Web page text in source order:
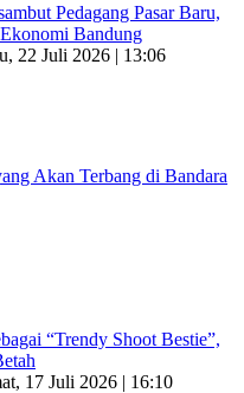
Pedagang Pasar Baru,
Bandung
22 Juli 2026 | 13:06
Akan Terbang di Bandara
“Trendy Shoot Bestie”,
17 Juli 2026 | 16:10